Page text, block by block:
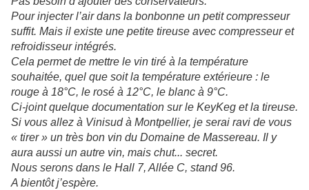
Pour injecter l’air dans la bonbonne un petit compresseur
suffit. Mais il existe une petite tireuse avec compresseur et
refroidisseur intégrés.
Cela permet de mettre le vin tiré à la température
souhaitée, quel que soit la température extérieure : le
rouge à 18°C, le rosé à 12°C, le blanc à 9°C.
Ci-joint quelque documentation sur le KeyKeg et la tireuse.
Si vous allez à Vinisud à Montpellier, je serai ravi de vous
« tirer » un très bon vin du Domaine de Massereau. Il y
aura aussi un autre vin, mais chut... secret.
Nous serons dans le Hall 7, Allée C, stand 96.
A bientôt j’espère.